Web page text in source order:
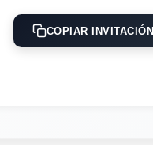
COPIAR INVITACIÓN